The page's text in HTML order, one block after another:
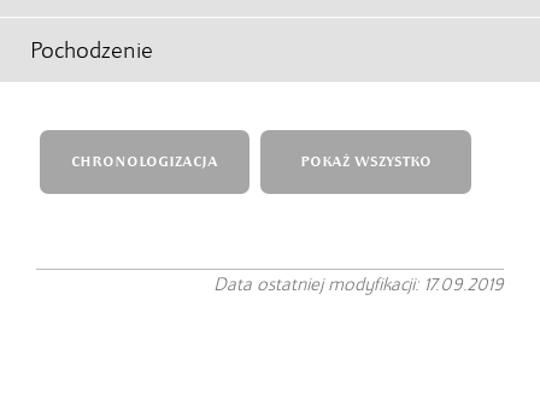
Pochodzenie
CHRONOLOGIZACJA POKAŻ WSZYSTKO
Data ostatniej modyfikacji: 17.09.2019